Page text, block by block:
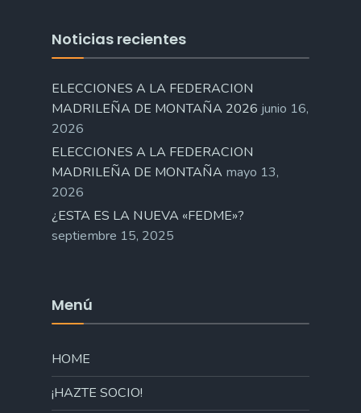
Noticias recientes
ELECCIONES A LA FEDERACION
MADRILEÑA DE MONTAÑA 2026 junio 16,
2026
ELECCIONES A LA FEDERACION
MADRILEÑA DE MONTAÑA mayo 13,
2026
¿ESTA ES LA NUEVA «FEDME»?
septiembre 15, 2025
Menú
HOME
¡HAZTE SOCIO!